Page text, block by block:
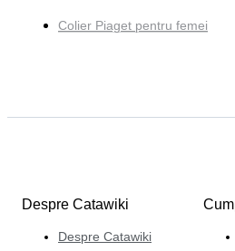
Colier Piaget pentru femei
Despre Catawiki
Despre Catawiki